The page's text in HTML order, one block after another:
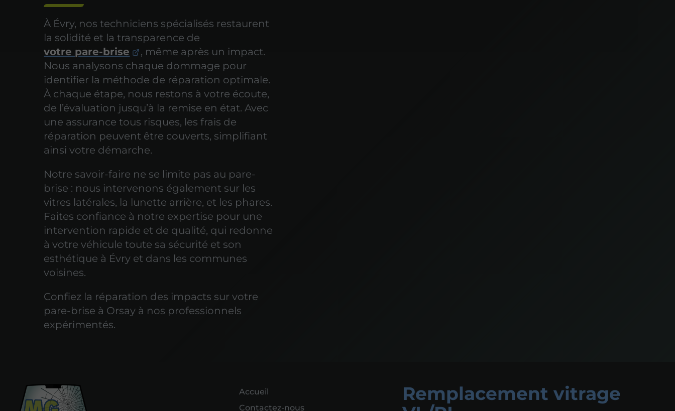
À Évry, nos techniciens spécialisés restaurent
la solidité et la transparence de
votre pare-brise
, même après un impact.
Nous analysons chaque dommage pour
identifier la méthode de réparation optimale.
À chaque étape, nous restons à votre écoute,
de l’évaluation jusqu’à la remise en état. Avec
une assurance tous risques, les frais de
réparation peuvent être couverts, simplifiant
ainsi votre démarche.
Notre savoir-faire ne se limite pas au pare-
brise : nous intervenons également sur les
vitres latérales, la lunette arrière, et les phares.
Faites confiance à notre expertise pour une
intervention rapide et de qualité, qui redonne
à votre véhicule toute sa sécurité et son
esthétique à Évry et dans les communes
voisines.
Confiez la réparation des impacts sur votre
pare-brise à Orsay à nos professionnels
expérimentés.
Accueil
Contactez-nous
Remplacement vitrage